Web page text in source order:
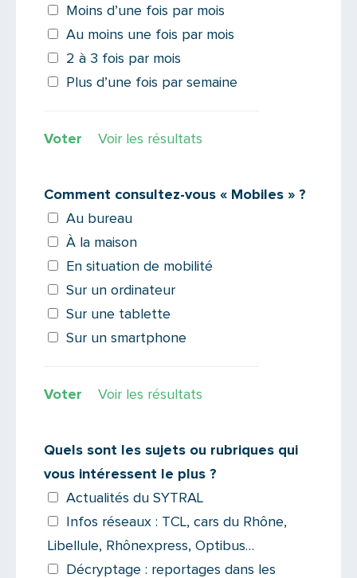
Moins d’une fois par mois
Au moins une fois par mois
2 à 3 fois par mois
Plus d’une fois par semaine
Voir les résultats
Comment consultez-vous « Mobiles » ?
Au bureau
À la maison
En situation de mobilité
Sur un ordinateur
Sur une tablette
Sur un smartphone
Voir les résultats
Quels sont les sujets ou rubriques qui
vous intéressent le plus ?
Actualités du SYTRAL
Infos réseaux : TCL, cars du Rhône,
Libellule, Rhônexpress, Optibus…
Décryptage : reportages dans les